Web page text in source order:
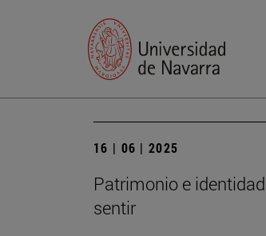
16 | 06 | 2025
Patrimonio e
sentir